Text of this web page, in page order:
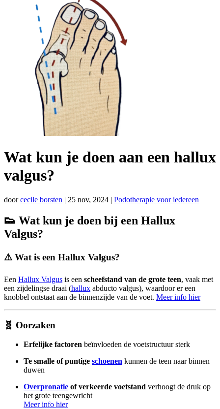
Wat kun je doen aan een hallux
valgus?
doorcecile borsten | 25 nov, 2024 | Podotherapie voor iedereen
👟 Wat kun je doen bij een Hallux
Valgus?
⚠️ Wat is een Hallux Valgus?
Een Hallux Valgus is een scheefstand van de grote teen, vaak met
een zijdelingse draai (hallux abducto valgus), waardoor er een
knobbel ontstaat aan de binnenzijde van de voet. Meer info hier
🧬 Oorzaken
Erfelijke factoren beïnvloeden de voetstructuur sterk
Te smalle of puntige schoenen kunnen de teen naar binnen
duwen
Overpronatie of verkeerde voetstand verhoogt de druk op
het grote teengewricht
Meer info hier